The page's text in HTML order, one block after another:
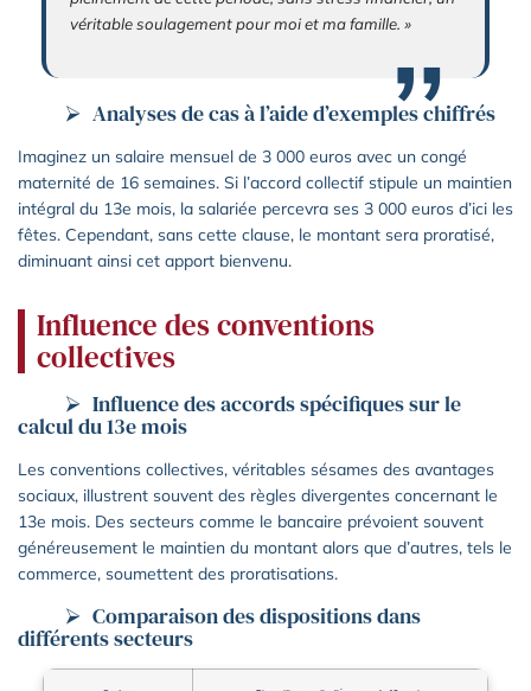
véritable soulagement pour moi et ma famille. »
Analyses de cas à l’aide d’exemples chiffrés
Imaginez un salaire mensuel de 3 000 euros avec un congé
maternité de 16 semaines. Si l’accord collectif stipule un maintien
intégral du 13e mois, la salariée percevra ses 3 000 euros d’ici les
fêtes. Cependant, sans cette clause, le montant sera proratisé,
diminuant ainsi cet apport bienvenu.
Influence des conventions
collectives
Influence des accords spécifiques sur le
calcul du 13e mois
Les conventions collectives, véritables sésames des avantages
sociaux, illustrent souvent des règles divergentes concernant le
13e mois. Des secteurs comme le bancaire prévoient souvent
généreusement le maintien du montant alors que d’autres, tels le
commerce, soumettent des proratisations.
Comparaison des dispositions dans
différents secteurs